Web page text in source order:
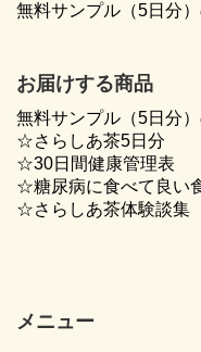
無料サンプル（5日分
お届けする商品
無料サンプル（5日分
☆さらしあ茶5日分
☆30日間健康管理表
☆糖尿病に食べて良い
☆さらしあ茶体験談集
メニュー